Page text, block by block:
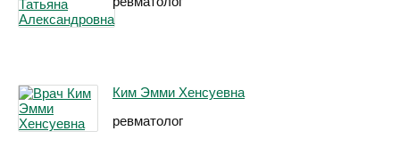
Ким Эмми Хенсуевна
ревматолог